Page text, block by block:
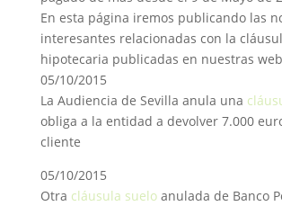
En esta página iremos publicando las
interesantes relacionadas con la
hipotecaria publicadas en nuestras
05/10/2015
La Audiencia de Sevilla anula una
obliga a la entidad a devolver 7.000
cliente
05/10/2015
Otra cláusula sueloanulada de Banco